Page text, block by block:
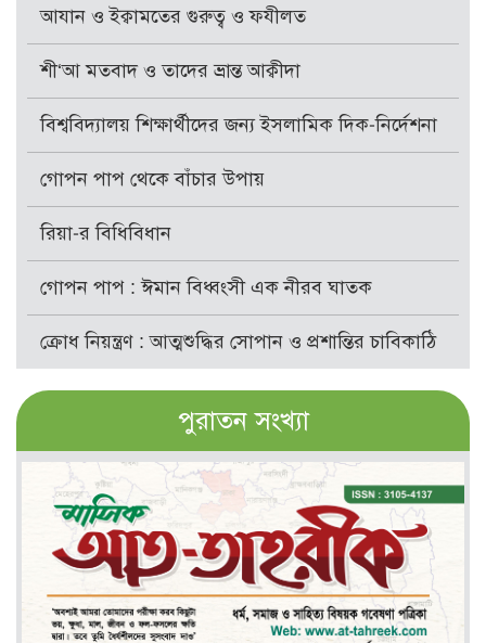
আযান ও ইক্বামতের গুরুত্ব ও ফযীলত
শী‘আ মতবাদ ও তাদের ভ্রান্ত আক্বীদা
বিশ্ববিদ্যালয় শিক্ষার্থীদের জন্য ইসলামিক দিক-নির্দেশনা
গোপন পাপ থেকে বাঁচার উপায়
রিয়া-র বিধিবিধান
গোপন পাপ : ঈমান বিধ্বংসী এক নীরব ঘাতক
ক্রোধ নিয়ন্ত্রণ : আত্মশুদ্ধির সোপান ও প্রশান্তির চাবিকাঠি
পুরাতন সংখ্যা